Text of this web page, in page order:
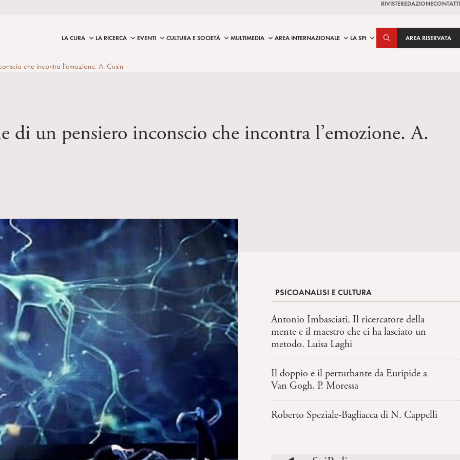
RIVISTEREDAZIONECONTATTI
LA CURA LA RICERCA EVENTI CULTURA E SOCIETÀ MULTIMEDIA AREA INTERNAZIONALE LA SPI AREA RISERVATA
che incontra l’emozione. A. Cusin
di un pensiero inconscio che incontra l’emozione. A.
PSICOANALISI E CULTURA
Antonio Imbasciati. Il ricercatore della
mente e il maestro che ci ha lasciato un
metodo. Luisa Laghi
Il doppio e il perturbante da Euripide a
Van Gogh. P. Moressa
Roberto Speziale-Bagliacca di N. Cappelli